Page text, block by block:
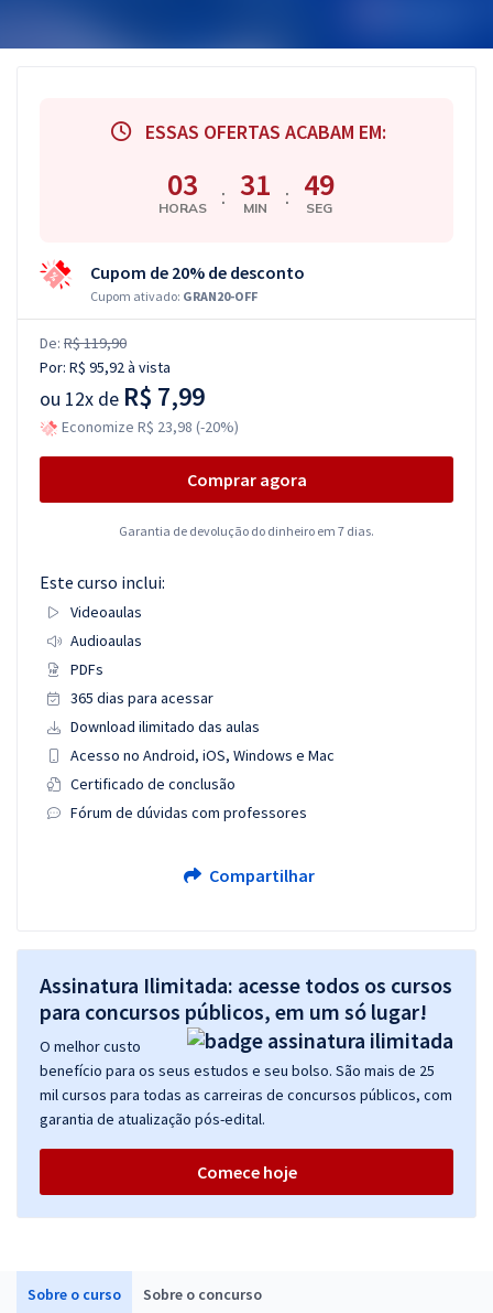
Sobre o curso Sobre o concurso
ESSAS OFERTAS ACABAM EM:
03
HORAS : 31
MIN : 49
SEG
Cupom de 20% de desconto
Cupom ativado: GRAN20-OFF
De: R$ 119,90
Por: R$ 95,92à vista
ou 12x de R$ 7,99
Economize R$ 23,98 (-20%)
Comprar agora
Garantia de devolução do dinheiro em 7 dias.
Este curso inclui:
Videoaulas
Audioaulas
PDFs
365 dias para acessar
Download ilimitado das aulas
Acesso no Android, iOS, Windows e Mac
Certificado de conclusão
Fórum de dúvidas com professores
Compartilhar
Assinatura Ilimitada: acesse todos os cursos
para concursos públicos, em um só lugar!
O melhor custo
benefício para os seus estudos e seu bolso. São mais de 25
mil cursos para todas as carreiras de concursos públicos, com
garantia de atualização pós-edital.
Comece hoje